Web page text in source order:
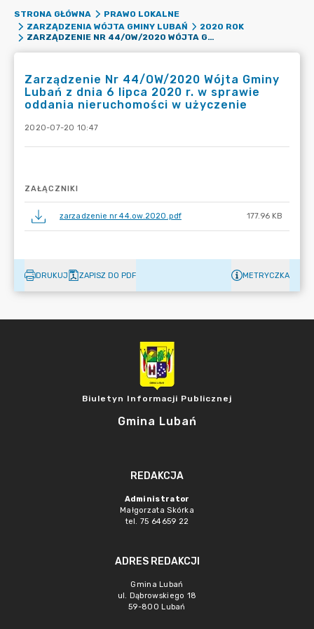
STRONA GŁÓWNA
PRAWO LOKALNE
ZARZĄDZENIA WÓJTA GMINY LUBAŃ
2020 ROK
ZARZĄDZENIE NR 44/OW/2020 WÓJTA GMINY LUBAŃ Z DNIA 6 LIPCA 2020 R. W SPRAWIE ODDANIA NIERUCHOMOŚCI W UŻYCZENIE
Zarządzenie Nr 44/OW/2020 Wójta Gminy
Lubań z dnia 6 lipca 2020 r. w sprawie
oddania nieruchomości w użyczenie
2020-07-20 10:47
ZAŁĄCZNIKI
zarzadzenie nr 44.ow.2020.pdf 177.96 KB
DRUKUJ ZAPISZ DO PDF METRYCZKA
Biuletyn Informacji Publicznej
Gmina Lubań
REDAKCJA
Administrator
Małgorzata Skórka
tel. 75 64659 22
ADRES REDAKCJI
Gmina Lubań
ul. Dąbrowskiego 18
59-800 Lubań